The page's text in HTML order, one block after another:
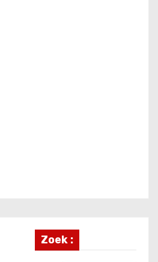
Zoek :